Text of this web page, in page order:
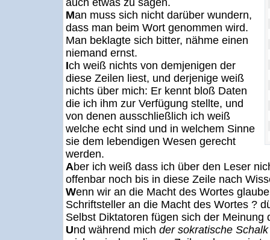
auch etwas zu sagen.
Man muss sich nicht darüber wundern,
dass man beim Wort genommen wird.
Man beklagte sich bitter, nähme einen
niemand ernst.
Ich weiß nichts von demjenigen der
diese Zeilen liest, und derjenige weiß
nichts über mich: Er kennt bloß Daten
die ich ihm zur Verfügung stellte, und
von denen ausschließlich ich weiß
welche echt sind und in welchem Sinne
sie dem lebendigen Wesen gerecht
werden.
Aber ich weiß dass ich über den Leser
offenbar noch bis in diese Zeile nach
Wenn wir an die Macht des Wortes
Schriftsteller an die Macht des Wortes ?
Selbst Diktatoren fügen sich der Meinung
Und während mich der sokratische Schalk